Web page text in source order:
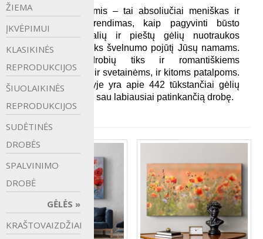
ŽIEMA
ĮKVĖPIMUI
KLASIKINĖS
REPRODUKCIJOS
ŠIUOLAIKINĖS
REPRODUKCIJOS
SUDĖTINĖS
DROBĖS
SPALVINIMO
DROBĖ
GĖLĖS
KRAŠTOVAIZDŽIAI
Drobės su gėlėmis – tai absoliučiai meniškas ir
romantiškas sprendimas, kaip pagyvinti būsto
interjerą. Natūralių ir pieštų gėlių nuotraukos
atgaivins ir suteiks švelnumo pojūtį Jūsų namams.
Gėlės ant drobių tiks ir romantiškiems
miegamiesiems, ir svetainėms, ir kitoms patalpoms.
Kadangi pasaulyje yra apie 442 tūkstančiai gėlių
rūšių, tikrai rasite sau labiausiai patinkančią drobę.